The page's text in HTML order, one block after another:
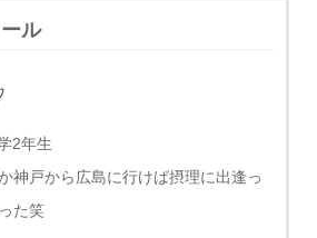
ル
2年生
神戸から広島に行けば摂理に出逢っ
た笑